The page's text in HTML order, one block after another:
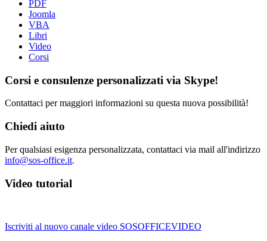
PDF
Joomla
VBA
Libri
Video
Corsi
Corsi e consulenze personalizzati via Skype!
Contattaci per maggiori informazioni su questa nuova possibilità!
Chiedi aiuto
Per qualsiasi esigenza personalizzata, contattaci via mail all'indirizzo
info@sos-office.it.
Video tutorial
Iscriviti al nuovo canale video SOSOFFICEVIDEO